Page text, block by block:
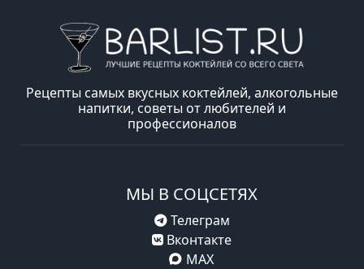
Рецепты самых вкусных коктейлей, алкогольные
напитки, советы от любителей и
профессионалов
МЫ В СОЦСЕТЯХ
Телеграм
Вконтакте
MAX